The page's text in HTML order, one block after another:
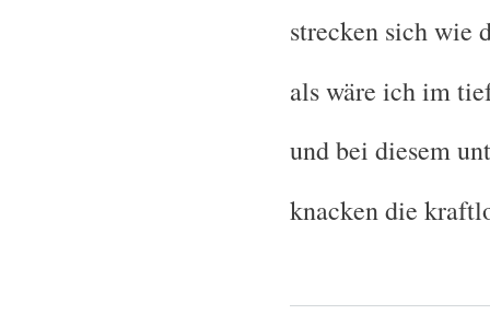
strecken sich wie
als wäre ich im
und bei diesem
knacken die